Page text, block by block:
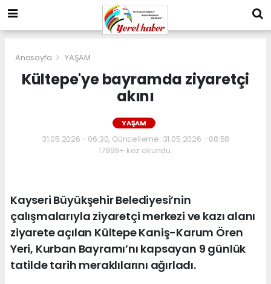
Anasayfa YAŞAM
Kültepe'ye bayramda ziyaretçi
akını
YAŞAM
31.05.2026 - 06:30, Güncelleme: 31.05.2026 - 08:58
17999+ kez okundu.
Kayseri Büyükşehir Belediyesi’nin
çalışmalarıyla ziyaretçi merkezi ve kazı alanı
ziyarete açılan Kültepe Kaniş-Karum Ören
Yeri, Kurban Bayramı’nı kapsayan 9 günlük
tatilde tarih meraklılarını ağırladı.